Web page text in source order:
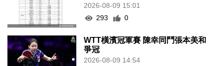
2026-08-09 15:01
293
0
WTT橫濱冠軍賽 陳幸同鬥張本美和
爭冠
2026-08-09 14:54